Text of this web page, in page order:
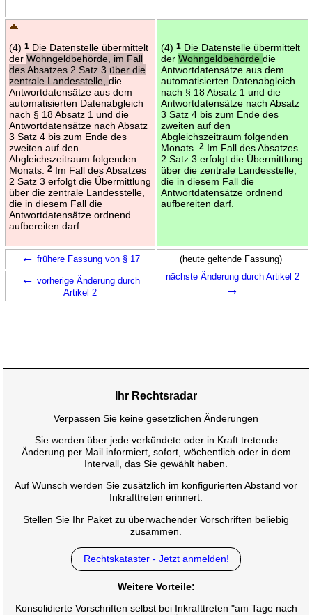
(4) 1Die Datenstelle übermittelt
der Wohngeldbehörde, im Fall
des Absatzes 2 Satz 3 über die
zentrale Landesstelle, die
Antwortdatensätze aus dem
automatisierten Datenabgleich
nach § 18 Absatz 1 und die
Antwortdatensätze nach Absatz
3 Satz 4 bis zum Ende des
zweiten auf den
Abgleichszeitraum folgenden
Monats.
2Im Fall des Absatzes
2 Satz 3 erfolgt die Übermittlung
über die zentrale Landesstelle,
die in diesem Fall die
Antwortdatensätze ordnend
aufbereiten darf.
(4) 1Die Datenstelle übermittelt
der Wohngeldbehörde die
Antwortdatensätze aus dem
automatisierten Datenabgleich
nach § 18 Absatz 1 und die
Antwortdatensätze nach Absatz
3 Satz 4 bis zum Ende des
zweiten auf den
Abgleichszeitraum folgenden
Monats.
2Im Fall des Absatzes
2 Satz 3 erfolgt die Übermittlung
über die zentrale Landesstelle,
die in diesem Fall die
Antwortdatensätze ordnend
aufbereiten darf.
← frühere Fassung von § 17 (heute geltende Fassung)
← vorherige Änderung durch
Artikel 2
nächste Änderung durch Artikel 2
→
Ihr Rechtsradar
Verpassen Sie keine gesetzlichen Änderungen
Sie werden über jede verkündete oder in Kraft tretende
Änderung per Mail informiert, sofort, wöchentlich oder in dem
Intervall, das Sie gewählt haben.
Auf Wunsch werden Sie zusätzlich im konfigurierten Abstand vor
Inkrafttreten erinnert.
Stellen Sie Ihr Paket zu überwachender Vorschriften beliebig
zusammen.
Rechtskataster - Jetzt anmelden!
Weitere Vorteile:
Konsolidierte Vorschriften selbst bei Inkrafttreten "am Tage nach